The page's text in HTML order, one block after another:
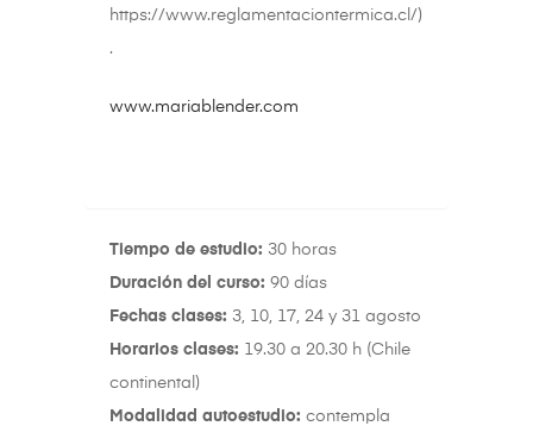
https://www.reglamentaciontermica.cl/)
.
www.mariablender.com
Tiempo de estudio: 30 horas
Duración del curso: 90 días
Fechas clases: 3, 10, 17, 24 y 31 agosto
Horarios clases: 19.30 a 20.30 h (Chile
continental)
Modalidad autoestudio: contempla